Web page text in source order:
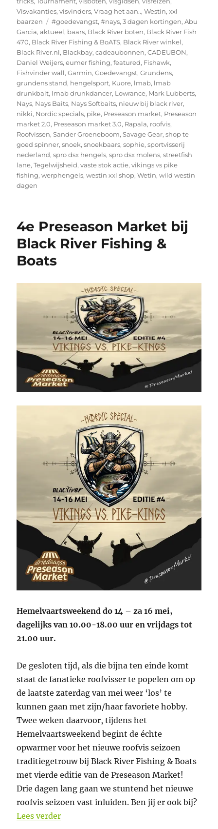
Visvakanties,visvinders,Vraag het aan..,Westin,xxl
baarzen
Tags
#goedevangst,#nays,3 dagen kortingen,Abu
Garcia,aktueel, baars, Black River boten, Black River Fish
470, Black River Fishing & BoATS, Black River winkel,
Black River.nl, Blackbay,cadeaubonnen,CADEUBON,
Daniel Weijers,eumer fishing,featured, Fishawk,
Fishvinder wall,Garmin,Goedevangst,Grundens,
grundens stand, hengelsport, Kuore, lmab, lmab
drunkbait, lmab drunkdancer, Lowrance, Mark Lubberts,
Nays, Nays Baits, Nays Softbaits, nieuw bij black river,
nikki, Nordic specials, pike, Preseason market, Preseason
market 2.0, Preseason market 3.0, Rapala, roofvis,
Roofvissen,Sander Groeneboom,Savage Gear,shop te
goed spinner,snoek,snoekbaars,sophie,sportvisserij
nederland,spro dsx hengels,spro dsx molens,streetfish
lane,Tegelwijsheid,vaste stok actie,vikings vs pike
fishing,werphengels,westin xxl shop,Wetin,wild westin
dagen
4e Preseason Market bij
Black River Fishing &
Boats
Hemelvaartsweekend do 14 – za 16 mei,
dagelijks van 10.00-18.00 uur en vrijdags tot
21.00 uur.
De gesloten tijd, als die bijna ten einde komt
staat de fanatieke roofvisser te popelen om op
de laatste zaterdag van mei weer ‘los’ te
kunnen gaan met zijn/haar favoriete hobby.
Twee weken daarvoor, tijdens het
Hemelvaartsweekend begint de échte
opwarmer voor het nieuwe roofvis seizoen
traditiegetrouw bij Black River Fishing & Boats
met vierde editie van de Preseason Market!
Drie dagen lang gaan we stuntend het nieuwe
roofvis seizoen vast inluiden. Ben jij er ook bij?
Lees verder“4e Preseason Market bij Black River